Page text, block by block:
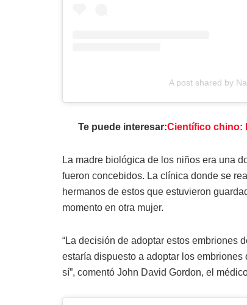
A post shared by
Te puede interesar:Científico chino:
La madre biológica de los niños era una
fueron concebidos. La clínica donde se
hermanos de estos que estuvieron
momento en otra mujer.
“La decisión de adoptar estos embriones
estaría dispuesto a adoptar los
sí”, comentó John David Gordon, el